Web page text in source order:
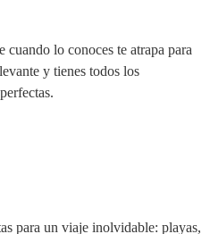
lo conoces te atrapa para
y tienes todos los
para un viaje inolvidable: playas,